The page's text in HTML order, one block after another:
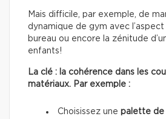
Mais difficile, par exemple, de
dynamique de gym avec l’aspect
bureau ou encore la zénitude
enfants!
La clé : la cohérence dans les
matériaux. Par exemple :
Choisissez une palette de